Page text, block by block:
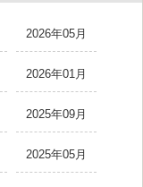
2026年05月
2026年01月
2025年09月
2025年05月